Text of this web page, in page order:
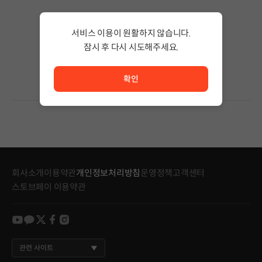
검색어의 단어 수를 줄이거나 필터조건을 변경하세요.
회사소개이용약관개인정보처리방침 운영정책고객센터
스토브페이 이용약관
youtube
kakao
twitter
facebook
instagram
관련 사이트
서비스 이용이 원활하지 않습니다.
잠시 후 다시 시도해주세요.
확인